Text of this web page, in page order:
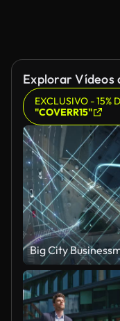
Explorar Vídeos
EXCLUSIVO - 15%
"COVERR15"